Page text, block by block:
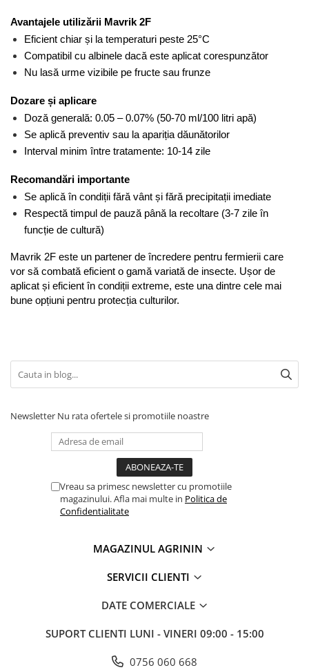
Avantajele utilizării Mavrik 2F
Eficient chiar și la temperaturi peste 25°C
Compatibil cu albinele dacă este aplicat corespunzător
Nu lasă urme vizibile pe fructe sau frunze
Dozare și aplicare
Doză generală: 0.05 – 0.07% (50-70 ml/100 litri apă)
Se aplică preventiv sau la apariția dăunătorilor
Interval minim între tratamente: 10-14 zile
Recomandări importante
Se aplică în condiții fără vânt și fără precipitații imediate
Respectă timpul de pauză până la recoltare (3-7 zile în
funcție de cultură)
Mavrik 2F este un partener de încredere pentru fermierii care
vor să combată eficient o gamă variată de insecte. Ușor de
aplicat și eficient în condiții extreme, este una dintre cele mai
bune opțiuni pentru protecția culturilor.
Newsletter Nu rata ofertele si promotiile noastre
Vreau sa primesc newsletter cu promotiile
magazinului. Afla mai multe in Politica de
Confidentialitate
MAGAZINUL AGRININ
SERVICII CLIENTI
DATE COMERCIALE
SUPORT CLIENTI LUNI - VINERI 09:00 - 15:00
0756 060 668